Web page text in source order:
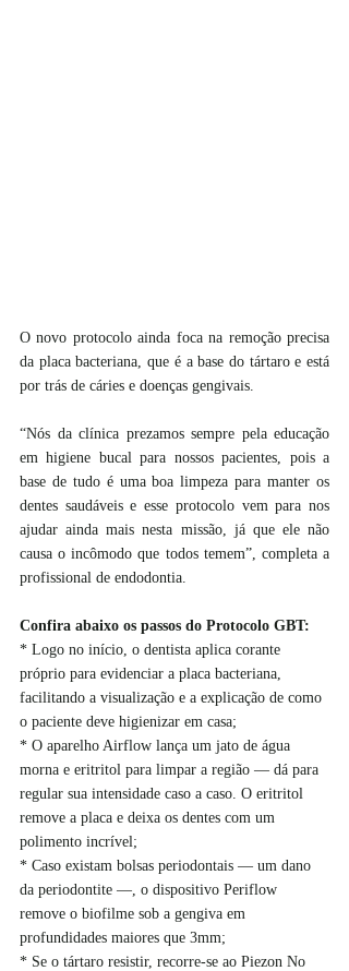
O novo protocolo ainda foca na remoção precisa
da placa bacteriana, que é a base do tártaro e está
por trás de cáries e doenças gengivais.
“Nós da clínica prezamos sempre pela educação
em higiene bucal para nossos pacientes, pois a
base de tudo é uma boa limpeza para manter os
dentes saudáveis e esse protocolo vem para nos
ajudar ainda mais nesta missão, já que ele não
causa o incômodo que todos temem”, completa a
profissional de endodontia.
Confira abaixo os passos do Protocolo GBT:
* Logo no início, o dentista aplica corante
próprio para evidenciar a placa bacteriana,
facilitando a visualização e a explicação de como
o paciente deve higienizar em casa;
* O aparelho Airflow lança um jato de água
morna e eritritol para limpar a região — dá para
regular sua intensidade caso a caso. O eritritol
remove a placa e deixa os dentes com um
polimento incrível;
* Caso existam bolsas periodontais — um dano
da periodontite —, o dispositivo Periflow
remove o biofilme sob a gengiva em
profundidades maiores que 3mm;
* Se o tártaro resistir, recorre-se ao Piezon No